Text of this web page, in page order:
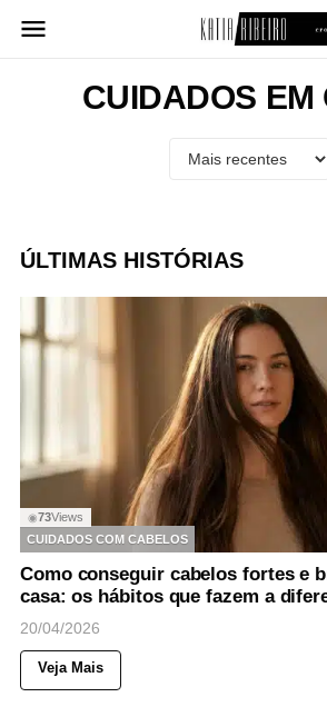
para
CUIDADOS EM
ÚLTIMAS HISTÓRIAS
◉73Views
CUIDADOS COM CABELOS
Como conseguir cabelos fortes e
casa: os hábitos que fazem a
20/04/2026
Veja Mais